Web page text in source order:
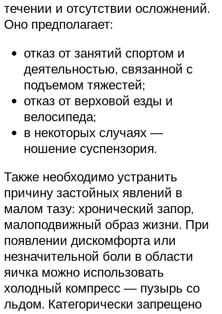
течении и отсутствии осложнений.
Оно предполагает:
отказ от занятий спортом и
деятельностью, связанной с
подъемом тяжестей;
отказ от верховой езды и
велосипеда;
в некоторых случаях —
ношение суспензория.
Также необходимо устранить
причину застойных явлений в
малом тазу: хронический запор,
малоподвижный образ жизни. При
появлении дискомфорта или
незначительной боли в области
яичка можно использовать
холодный компресс — пузырь со
льдом. Категорически запрещено